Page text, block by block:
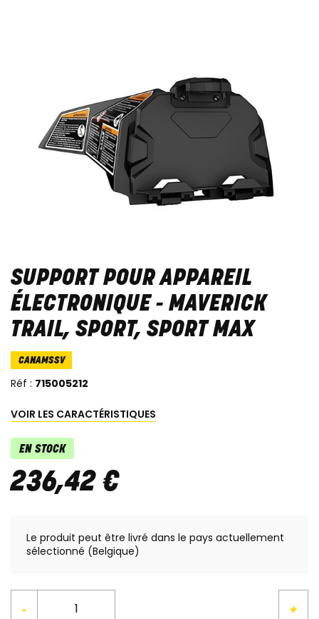
SUPPORT POUR APPAREIL
ÉLECTRONIQUE - MAVERICK
TRAIL, SPORT, SPORT MAX
CANAMSSV
Réf : 715005212
VOIR LES CARACTÉRISTIQUES
EN STOCK
236,42 €
Le produit peut être livré dans le pays actuellement
sélectionné (Belgique)
- +